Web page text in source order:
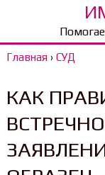
Главная› СУД
КАК